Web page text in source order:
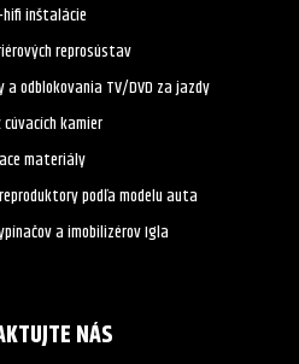
inštalácie
reprosústav
odblokovania TV/DVD za jazdy
kamier
materiály
podľa modelu auta
a imobilizérov Igla
NÁS